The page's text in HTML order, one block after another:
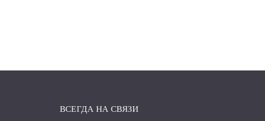
ВСЕГДА НА СВЯЗИ